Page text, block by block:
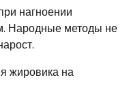
нагноении
Народные методы не